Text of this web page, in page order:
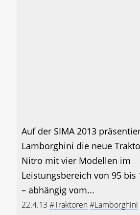
Auf der SIMA 2013
Lamborghini die neue
Nitro mit vier Modellen im
Leistungsbereich von 95 bis
– abhängig vom...
22.4.13 #Traktoren#Lamborghini